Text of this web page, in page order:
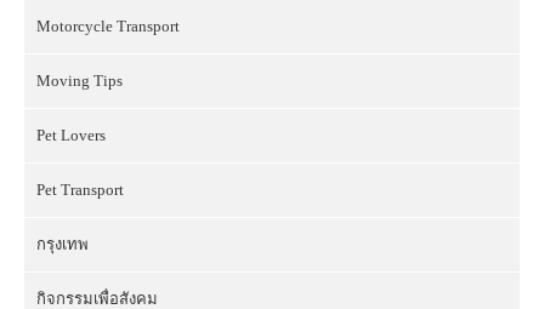
Motorcycle Transport
Moving Tips
Pet Lovers
Pet Transport
กรุงเทพ
กิจกรรมเพื่อสังคม